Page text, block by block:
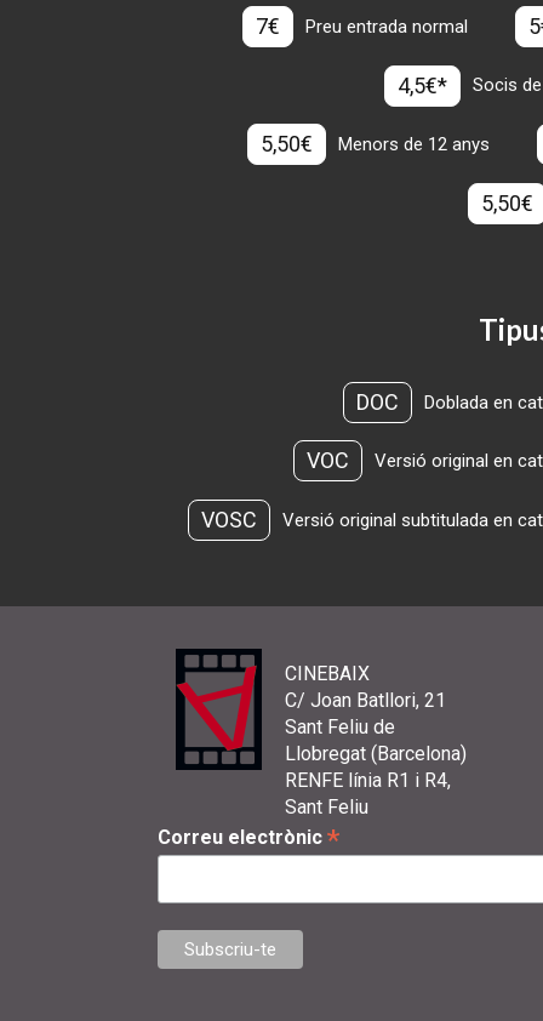
7€ Preu entrada normal
4,5€* Socis
5,50€ Menors de 12 anys
5,50€
DOC Doblada en
VOC Versió original en
VOSC Versió original subtitulada en
CINEBAIX
C/ Joan Batllori, 21
Sant Feliu de
Llobregat (Barcelona)
RENFE línia R1 i R4,
Sant Feliu
Correu electrònic *